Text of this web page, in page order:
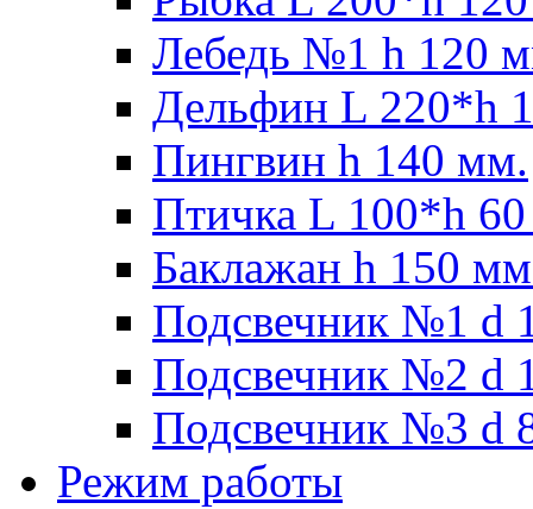
Лебедь №1 h 120
Дельфин L 220*h
Пингвин h 140 мм.
Птичка L 100*h
Баклажан h 150
Подсвечник №1 d
Подсвечник №2 d
Подсвечник №3 d
Режим работы